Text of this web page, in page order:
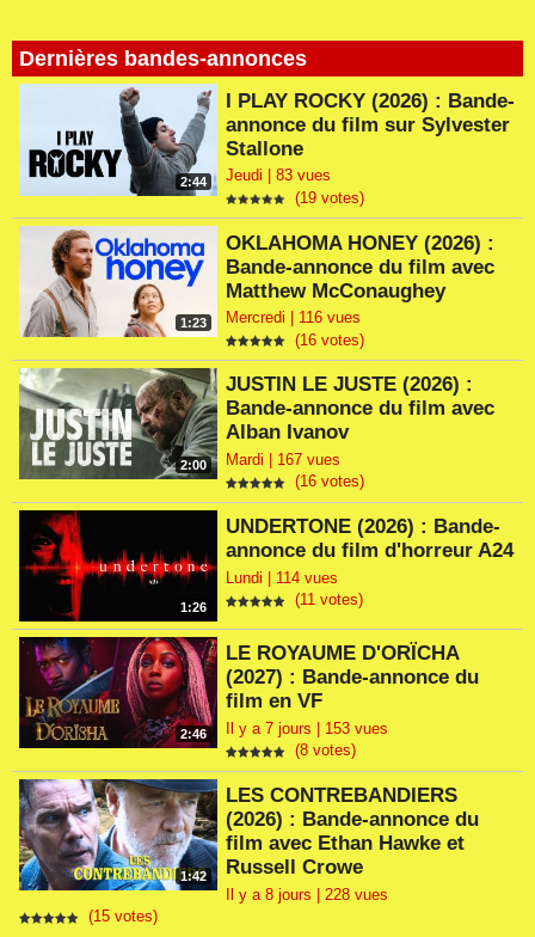
Dernières bandes-annonces
2:44
I PLAY ROCKY (2026) : Bande-
annonce du film sur Sylvester
Stallone
Jeudi | 83 vues
(19 votes)
1:23
OKLAHOMA HONEY (2026) :
Bande-annonce du film avec
Matthew McConaughey
Mercredi | 116 vues
(16 votes)
2:00
JUSTIN LE JUSTE (2026) :
Bande-annonce du film avec
Alban Ivanov
Mardi | 167 vues
(16 votes)
1:26
UNDERTONE (2026) : Bande-
annonce du film d'horreur A24
Lundi | 114 vues
(11 votes)
2:46
LE ROYAUME D'ORÏCHA
(2027) : Bande-annonce du
film en VF
Il y a 7 jours | 153 vues
(8 votes)
1:42
LES CONTREBANDIERS
(2026) : Bande-annonce du
film avec Ethan Hawke et
Russell Crowe
Il y a 8 jours | 228 vues
(15 votes)